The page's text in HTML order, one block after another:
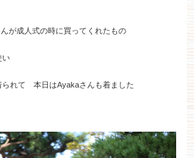
が成人式の時に買ってくれたもの
い
られて 本日はAyakaさんも着ました